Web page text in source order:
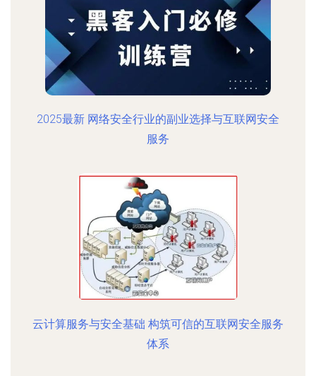
2025最新 网络安全行业的副业选择与互联网安全
服务
云计算服务与安全基础 构筑可信的互联网安全服务
体系